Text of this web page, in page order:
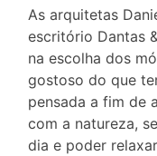
As arquitetas
escritório Dantas
na escolha dos
gostoso do que
pensada a fim de
com a natureza,
dia e poder